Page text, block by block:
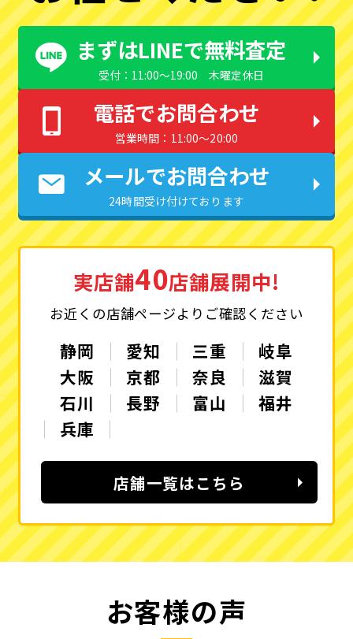
まずはLINEで無料査定
受付：11:00〜19:00 木曜定休日
電話でお問合わせ
営業時間：11:00〜20:00
メールでお問合わせ
24時間受け付けております
実店舗40店舗展開中!
お近くの店舗ページよりご確認ください
静岡 愛知 三重
岐阜
大阪
京都 奈良
滋賀
石川
長野 富山
福井
兵庫
店舗一覧はこちら
お客様の声